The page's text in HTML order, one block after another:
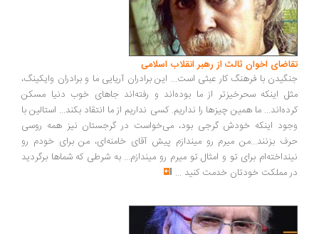
تقاضای اخوان ثالث از رهبر انقلاب اسلامی
جنگیدن با فرهنگ کار عبثی است... این برادران آریایی ما و برادران وایکینگ،
مثل اینکه سحرخیزتر از ما بوده‌اند و رفته‌اند جاهای خوب دنیا مسکن
کرده‌اند... ما همین چیزها را نداریم. کسی نداریم از ما انتقاد بکند... استالین با
وجود اینکه خودش گرجی بود، می‌خواست در گرجستان نیز همه روسی
حرف بزنند...من میرم رو میندازم پیش آقای خامنه‌ای، من برای خودم رو
نینداخته‌ام برای تو و امثال تو میرم رو میندازم... به شرطی که شماها برگردید
در مملکت خودتان خدمت کنید ...